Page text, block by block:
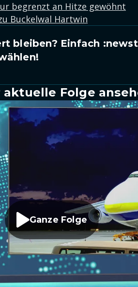
begrenzt an Hitze gewöhnt
Buckelwal Hartwin
bleiben? Einfach
Folge
Ganze Folge